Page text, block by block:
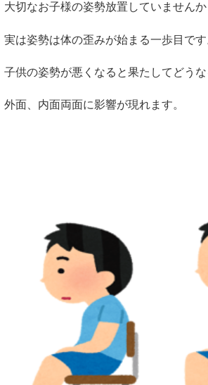
大切なお子様の姿勢放置していませんか
実は姿勢は体の歪みが始まる一歩目です
子供の姿勢が悪くなると果たしてどうな
外面、内面両面に影響が現れます。